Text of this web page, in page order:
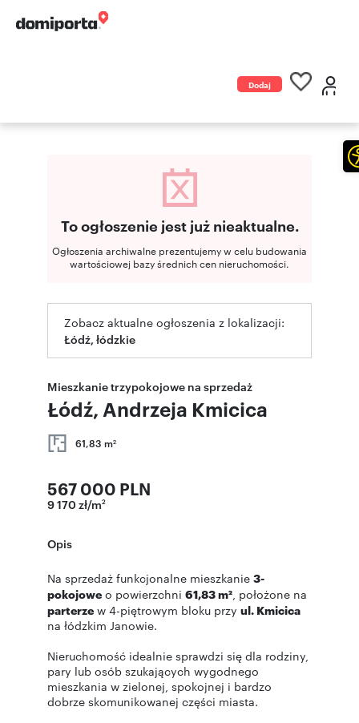
Dodaj
To ogłoszenie jest już nieaktualne.
Ogłoszenia archiwalne prezentujemy w celu budowania
wartościowej bazy średnich cen nieruchomości.
Zobacz aktualne ogłoszenia z lokalizacji:
Łódź, łódzkie
Mieszkanie trzypokojowe na sprzedaż
Łódź, Andrzeja Kmicica
61,83 m2
567 000 PLN
9 170 zł/m2
Opis
Na sprzedaż funkcjonalne mieszkanie 3-
pokojowe o powierzchni 61,83 m², położone na
parterze w 4-piętrowym bloku przy ul. Kmicica
na łódzkim Janowie.
Nieruchomość idealnie sprawdzi się dla rodziny,
pary lub osób szukających wygodnego
mieszkania w zielonej, spokojnej i bardzo
dobrze skomunikowanej części miasta.